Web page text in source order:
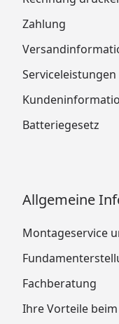
Zahlung
Serviceleistungen
Batteriegesetz
Allgemeine
Montageservice
Fachberatung
Ihre Vorteile